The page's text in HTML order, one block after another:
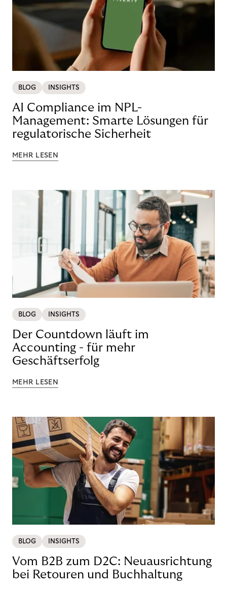
BLOG INSIGHTS
AI Compliance im NPL-
Management: Smarte Lösungen für
regulatorische Sicherheit
MEHR LESEN
BLOG INSIGHTS
Der Countdown läuft im
Accounting - für mehr
Geschäftserfolg
MEHR LESEN
BLOG INSIGHTS
Vom B2B zum D2C: Neuausrichtung
bei Retouren und Buchhaltung